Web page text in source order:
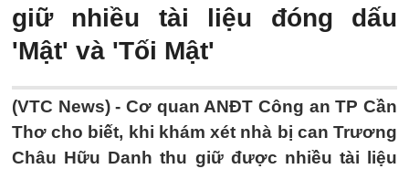
giữ nhiều tài liệu đóng dấu
'Mật' và 'Tối Mật'
(VTC News) - Cơ quan ANĐT Công an TP Cần
Thơ cho biết, khi khám xét nhà bị can Trương
Châu Hữu Danh thu giữ được nhiều tài liệu